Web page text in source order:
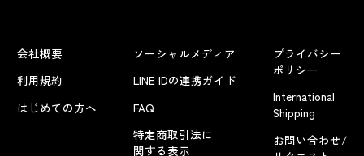
会社概要
利用規約
はじめての方へ
ソーシャルメディア
LINE IDの連携ガイド
FAQ
特定商取引法に
関する表示
プライバシー
ポリシー
International
Shipping
お問い合わせ/